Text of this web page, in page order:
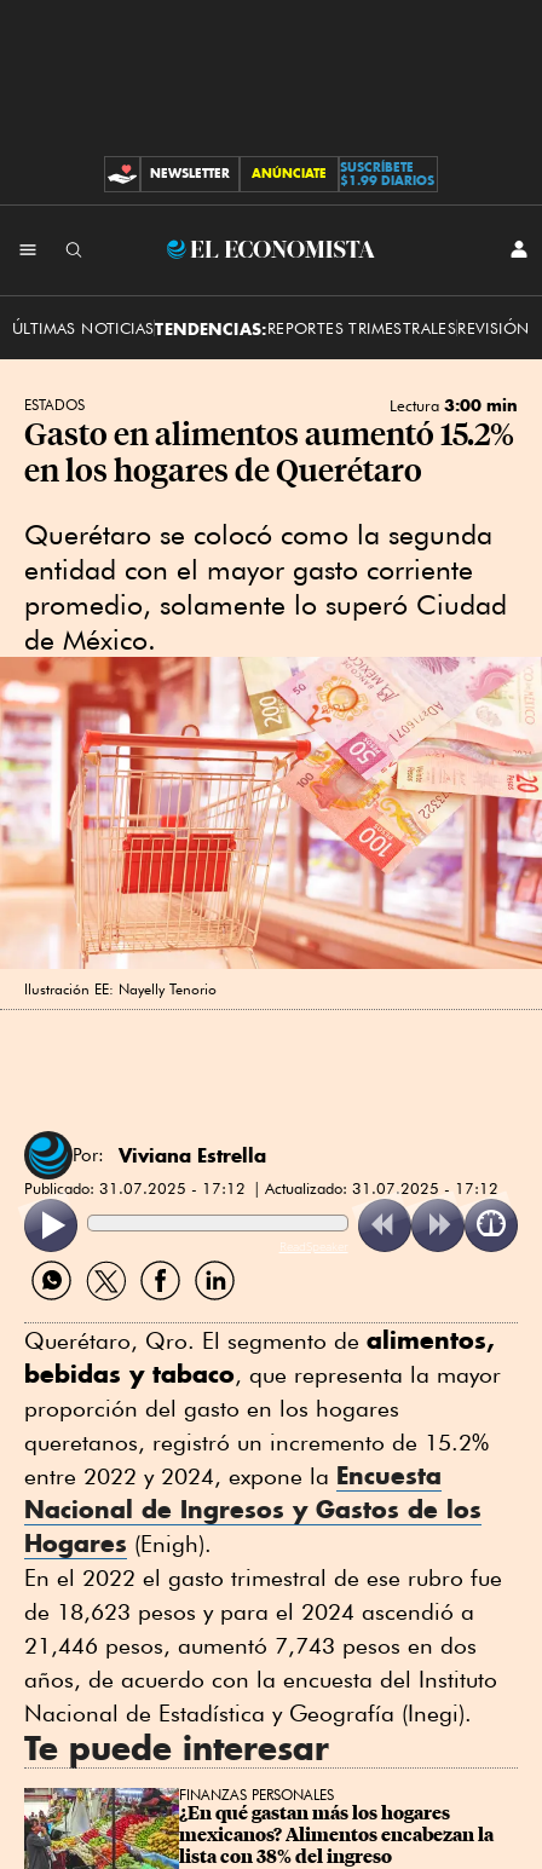
CONTRIBUCIONES
NEWSLETTER ANÚNCIATE
SUSCRÍBETE
$1.99 DIARIOS
El
ÚLTIMAS NOTICIASTENDENCIAS:REPORTES TRIMESTRALESREVISIÓN
ESTADOS Lectura 3:00 min
Gasto en alimentos aumentó 15.2%
en los hogares de Querétaro
Querétaro se colocó como la segunda
entidad con el mayor gasto corriente
promedio, solamente lo superó Ciudad
de México.
Ilustración EE: Nayelly Tenorio
Por: Viviana Estrella
Publicado: 31.07.2025 - 17:12 Actualizado: 31.07.2025 - 17:12
ReadSpeaker
Compartir
por
Compartir
por
Compartir
por
Compartir
por
Querétaro, Qro. El segmento de alimentos,
bebidas y tabaco, que representa la mayor
proporción del gasto en los hogares
queretanos, registró un incremento de 15.2%
entre 2022 y 2024, expone la Encuesta
Nacional de Ingresos y Gastos de los
Hogares (Enigh).
En el 2022 el gasto trimestral de ese rubro fue
de 18,623 pesos y para el 2024 ascendió a
21,446 pesos, aumentó 7,743 pesos en dos
años, de acuerdo con la encuesta del Instituto
Nacional de Estadística y Geografía (Inegi).
Te puede interesar
FINANZAS PERSONALES
¿En qué gastan más los hogares
mexicanos? Alimentos encabezan la
lista con 38% del ingreso